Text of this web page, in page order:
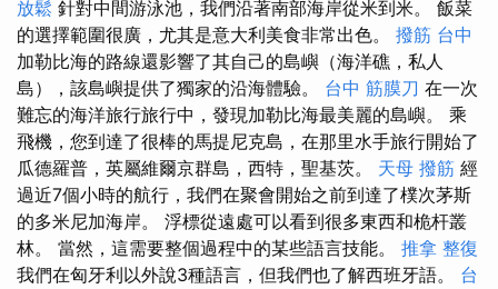
放鬆 針對中間游泳池，我們沿著南部海岸從米到米。 飯菜
的選擇範圍很廣，尤其是意大利美食非常出色。 撥筋 台中
加勒比海的路線還影響了其自己的島嶼（海洋礁，私人
島），該島嶼提供了獨家的沿海體驗。 台中 筋膜刀 在一次
難忘的海洋旅行旅行中，發現加勒比海最美麗的島嶼。 乘
飛機，您到達了很棒的馬提尼克島，在那里水手旅行開始了
瓜德羅普，英屬維爾京群島，西特，聖基茨。 天母 撥筋 經
過近7個小時的航行，我們在聚會開始之前到達了樸次茅斯
的多米尼加海岸。 浮標從遠處可以看到很多東西和桅杆叢
林。 當然，這需要整個過程中的某些語言技能。 推拿 整復
我們在匈牙利以外說3種語言，但我們也了解西班牙語。 台